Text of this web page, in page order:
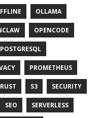
OLLAMA
OPENCODE
POSTGRESQL
PROMETHEUS
RUST S3 SECURITY
SEO SERVERLESS